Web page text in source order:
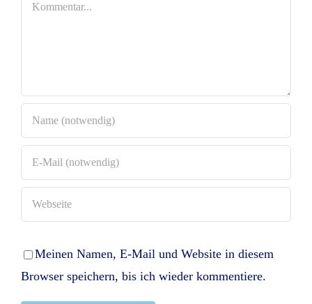
Meinen Namen, E-Mail und Website in diesem
Browser speichern, bis ich wieder kommentiere.